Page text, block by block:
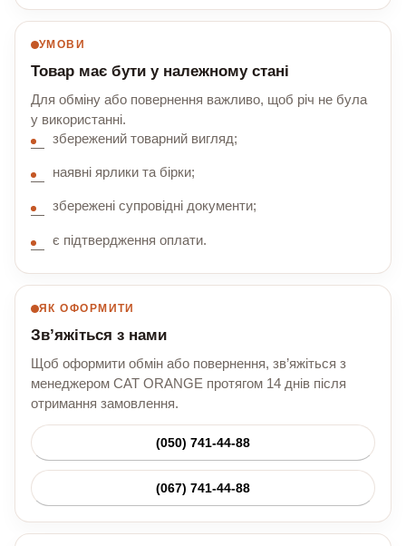
УМОВИ
Товар має бути у належному стані
Для обміну або повернення важливо, щоб річ не була
у використанні.
збережений товарний вигляд;
наявні ярлики та бірки;
збережені супровідні документи;
є підтвердження оплати.
ЯК ОФОРМИТИ
Зв’яжіться з нами
Щоб оформити обмін або повернення, зв’яжіться з
менеджером CAT ORANGE протягом 14 днів після
отримання замовлення.
(050) 741-44-88
(067) 741-44-88